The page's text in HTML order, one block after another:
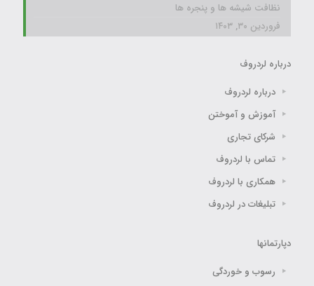
نظافت شیشه ها و پنجره ها
فروردین ۳۰, ۱۴۰۳
درباره لردروف
درباره لردروف
آموزش و آموختن
شرکای تجاری
تماس با لردروف
همکاری با لردروف
تبلیغات در لردروف
دپارتمانها
رسوب و خوردگی